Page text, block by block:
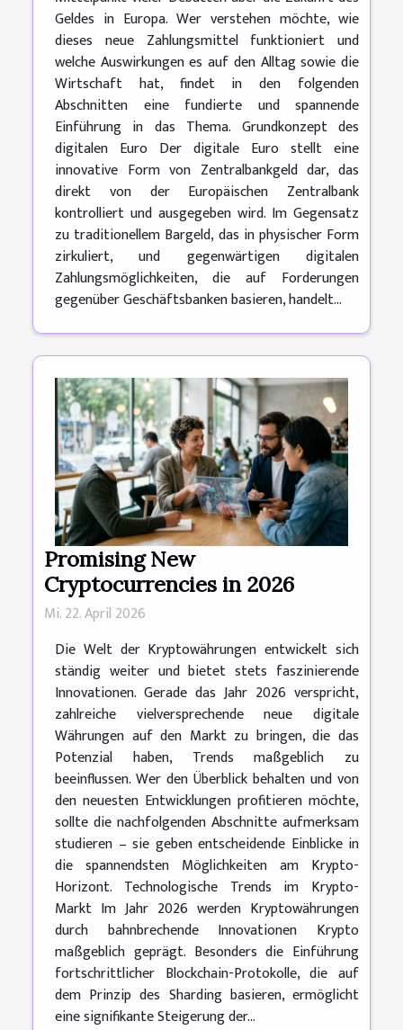
Geldes in Europa. Wer verstehen möchte, wie
dieses neue Zahlungsmittel funktioniert und
welche Auswirkungen es auf den Alltag sowie die
Wirtschaft hat, findet in den folgenden
Abschnitten eine fundierte und spannende
Einführung in das Thema. Grundkonzept des
digitalen Euro Der digitale Euro stellt eine
innovative Form von Zentralbankgeld dar, das
direkt von der Europäischen Zentralbank
kontrolliert und ausgegeben wird. Im Gegensatz
zu traditionellem Bargeld, das in physischer Form
zirkuliert, und gegenwärtigen digitalen
Zahlungsmöglichkeiten, die auf Forderungen
gegenüber Geschäftsbanken basieren, handelt...
Promising New
Cryptocurrencies in 2026
Mi. 22. April 2026
Die Welt der Kryptowährungen entwickelt sich
ständig weiter und bietet stets faszinierende
Innovationen. Gerade das Jahr 2026 verspricht,
zahlreiche vielversprechende neue digitale
Währungen auf den Markt zu bringen, die das
Potenzial haben, Trends maßgeblich zu
beeinflussen. Wer den Überblick behalten und von
den neuesten Entwicklungen profitieren möchte,
sollte die nachfolgenden Abschnitte aufmerksam
studieren – sie geben entscheidende Einblicke in
die spannendsten Möglichkeiten am Krypto-
Horizont. Technologische Trends im Krypto-
Markt Im Jahr 2026 werden Kryptowährungen
durch bahnbrechende Innovationen Krypto
maßgeblich geprägt. Besonders die Einführung
fortschrittlicher Blockchain-Protokolle, die auf
dem Prinzip des Sharding basieren, ermöglicht
eine signifikante Steigerung der...